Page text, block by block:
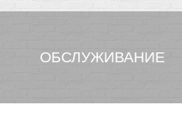
ОБСЛУЖИВАНИЕ